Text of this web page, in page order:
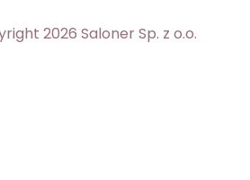
2026 Saloner Sp. z o.o.